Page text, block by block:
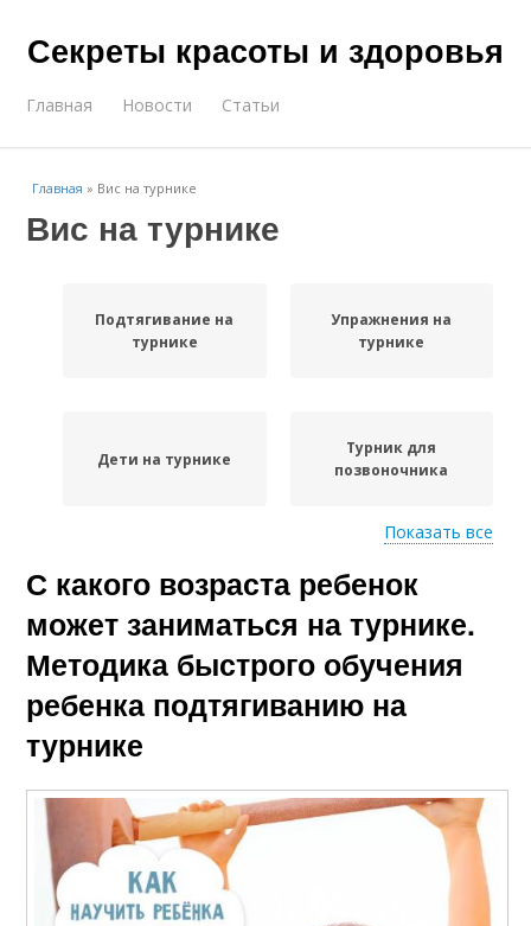
Секреты красоты и здоровья
Главная Новости Статьи
Главная » Вис на турнике
Вис на турнике
Подтягивание на
турнике
Упражнения на
турнике
Дети на турнике
Турник для
позвоночника
Массы на турниках
Показать все
С какого возраста ребенок
может заниматься на турнике.
Методика быстрого обучения
ребенка подтягиванию на
турнике